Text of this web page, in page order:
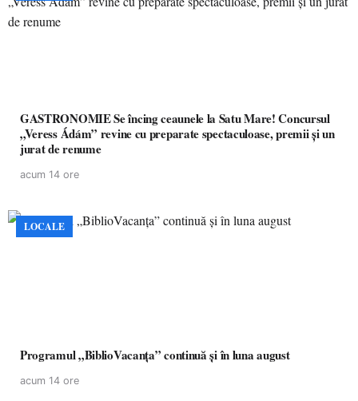
GASTRONOMIE Se încing ceaunele la Satu Mare! Concursul
„Veress Ádám” revine cu preparate spectaculoase, premii și un
jurat de renume
acum 14 ore
LOCALE
Programul „BiblioVacanța” continuă și în luna august
acum 14 ore